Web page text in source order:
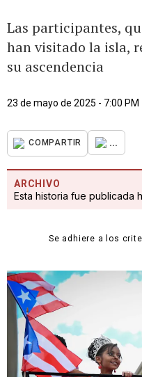
Las participantes,
han visitado la isla,
su ascendencia
23 de mayo de 2025 - 7:00 PM
COMPARTIR ...
ARCHIVO
Esta historia fue publicada
Se adhiere a los